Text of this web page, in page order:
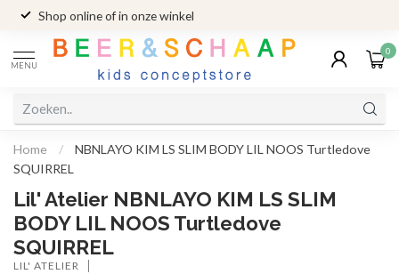
Shop online of in onze winkel
MENU
0
Home /
NBNLAYO KIM LS SLIM BODY LIL NOOS Turtledove
SQUIRREL
Lil' Atelier NBNLAYO KIM LS SLIM
BODY LIL NOOS Turtledove
SQUIRREL
LIL' ATELIER